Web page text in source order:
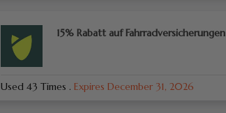
15% Rabatt auf Fahrradversicherungen
Used 43 Times . Expires December 31, 2026